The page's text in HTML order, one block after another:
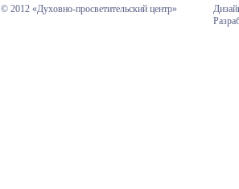
© 2012 «Духовно-просветительский центр»